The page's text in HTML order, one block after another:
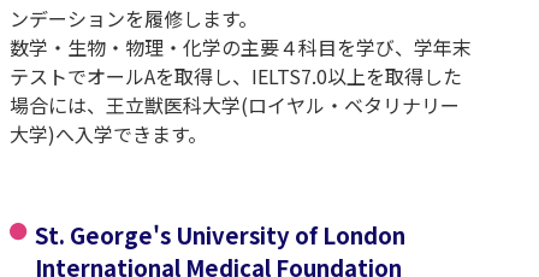
ンデーションを履修します。
数学・生物・物理・化学の主要４科目を学び、学年末
テストでオールAを取得し、IELTS7.0以上を取得した
場合には、王立獣医科大学(ロイヤル・ベタリナリー
大学)へ入学できます。
St. George's University of London
International Medical Foundation